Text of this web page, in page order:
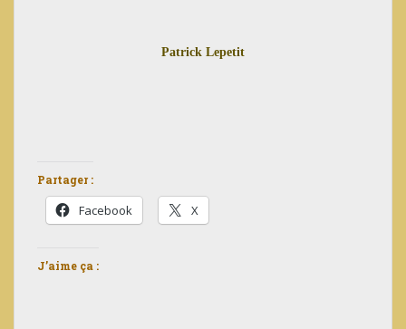
Patrick Lepetit
Partager :
Facebook X
J’aime ça :